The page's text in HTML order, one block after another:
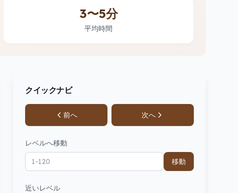
3〜5分
平均時間
クイックナビ
前へ 次へ
レベルへ移動
移動
近いレベル